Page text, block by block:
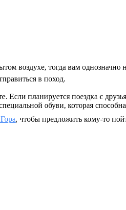
воздухе, тогда вам однозначно
в поход.
Если планируется поездка с
обуви, которая
, чтобы предложить кому-то